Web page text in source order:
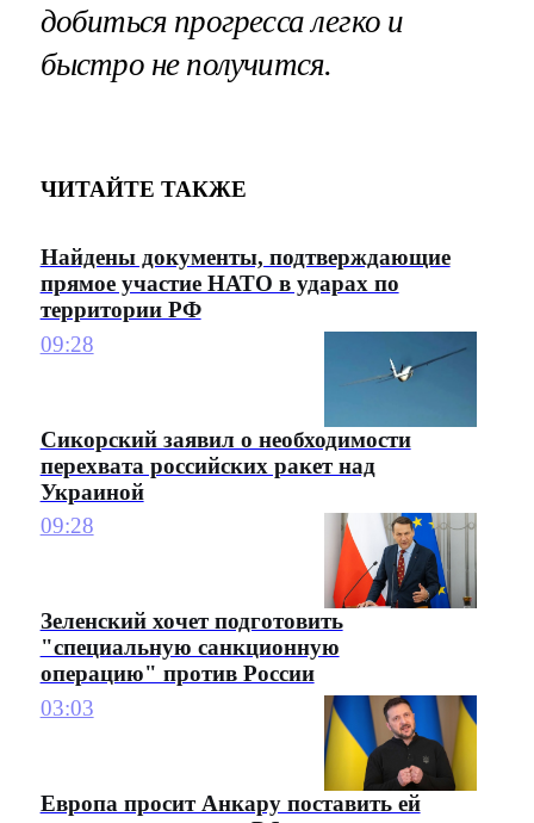
добиться прогресса легко и
быстро не получится.
ЧИТАЙТЕ ТАКЖЕ
Найдены документы, подтверждающие
прямое участие НАТО в ударах по
территории РФ
09:28
Сикорский заявил о необходимости
перехвата российских ракет над
Украиной
09:28
Зеленский хочет подготовить
"специальную санкционную
операцию" против России
03:03
Европа просит Анкару поставить ей